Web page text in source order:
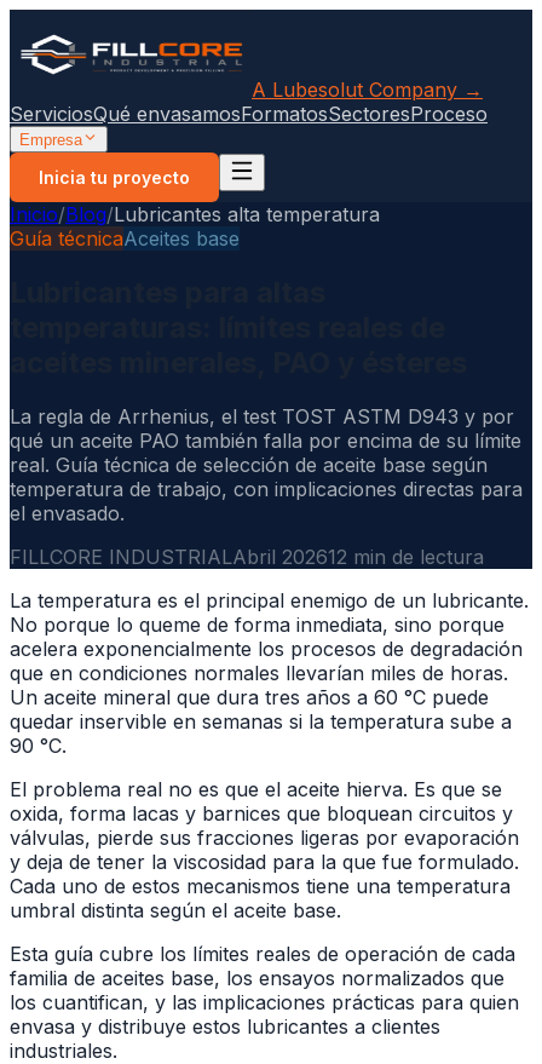
A Lubesolut Company →
ServiciosQué envasamosFormatosSectoresProceso
Empresa
Inicia tu proyecto
Inicio/Blog/Lubricantes alta temperatura
Guía técnicaAceites base
La regla de Arrhenius, el test TOST ASTM D943 y por
qué un aceite PAO también falla por encima de su límite
real. Guía técnica de selección de aceite base según
temperatura de trabajo, con implicaciones directas para
el envasado.
FILLCORE INDUSTRIALAbril 202612 min de lectura
La temperatura es el principal enemigo de un lubricante.
No porque lo queme de forma inmediata, sino porque
acelera exponencialmente los procesos de degradación
que en condiciones normales llevarían miles de horas.
Un aceite mineral que dura tres años a 60 °C puede
quedar inservible en semanas si la temperatura sube a
90 °C.
El problema real no es que el aceite hierva. Es que se
oxida, forma lacas y barnices que bloquean circuitos y
válvulas, pierde sus fracciones ligeras por evaporación
y deja de tener la viscosidad para la que fue formulado.
Cada uno de estos mecanismos tiene una temperatura
umbral distinta según el aceite base.
Esta guía cubre los límites reales de operación de cada
familia de aceites base, los ensayos normalizados que
los cuantifican, y las implicaciones prácticas para quien
envasa y distribuye estos lubricantes a clientes
industriales.